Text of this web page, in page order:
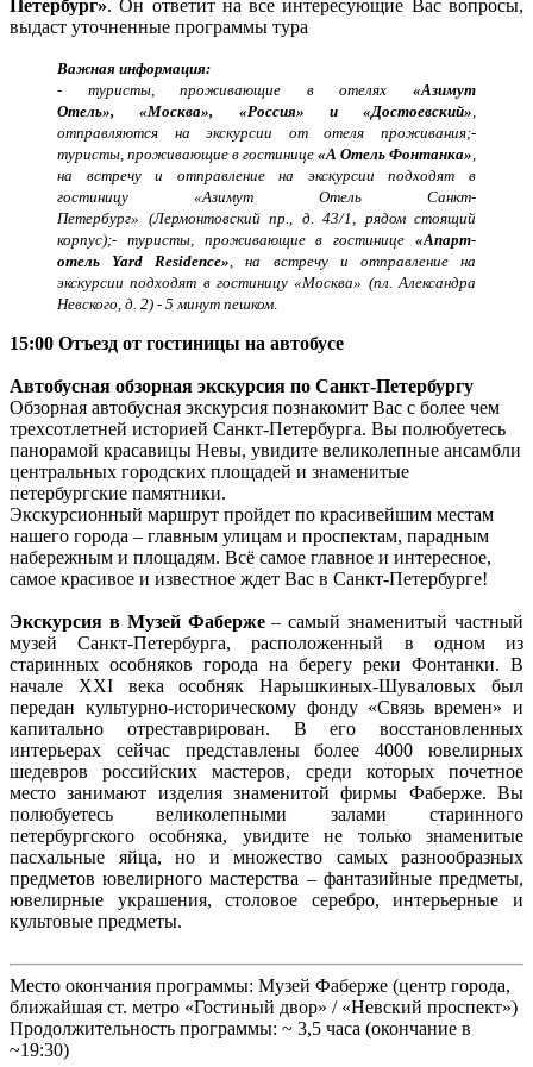
Петербург». Он ответит на все интересующие Вас вопросы,
выдаст уточненные программы тура
Важная информация:
- туристы, проживающие в отелях «Азимут
Отель», «Москва», «Россия» и «Достоевский»,
отправляются на экскурсии от отеля проживания;-
туристы, проживающие в гостинице «А Отель Фонтанка»,
на встречу и отправление на экскурсии подходят в
гостиницу «Азимут Отель Санкт-
Петербург» (Лермонтовский пр., д. 43/1, рядом стоящий
корпус);- туристы, проживающие в гостинице «Апарт-
отель Yard Residence», на встречу и отправление на
экскурсии подходят в гостиницу «Москва» (пл. Александра
Невского, д. 2) - 5 минут пешком.
15:00 Отъезд от гостиницы на автобусе
Автобусная обзорная экскурсия по Санкт-Петербургу
Обзорная автобусная экскурсия познакомит Вас с более чем
трехсотлетней историей Санкт-Петербурга. Вы полюбуетесь
панорамой красавицы Невы, увидите великолепные ансамбли
центральных городских площадей и знаменитые
петербургские памятники.
Экскурсионный маршрут пройдет по красивейшим местам
нашего города – главным улицам и проспектам, парадным
набережным и площадям. Всё самое главное и интересное,
самое красивое и известное ждет Вас в Санкт-Петербурге!
Экскурсия в Музей Фаберже– самый знаменитый частный
музей Санкт-Петербурга, расположенный в одном из
старинных особняков города на берегу реки Фонтанки. В
начале XXI века особняк Нарышкиных-Шуваловых был
передан культурно-историческому фонду «Связь времен» и
капитально отреставрирован. В его восстановленных
интерьерах сейчас представлены более 4000 ювелирных
шедевров российских мастеров, среди которых почетное
место занимают изделия знаменитой фирмы Фаберже. Вы
полюбуетесь великолепными залами старинного
петербургского особняка, увидите не только знаменитые
пасхальные яйца, но и множество самых разнообразных
предметов ювелирного мастерства – фантазийные предметы,
ювелирные украшения, столовое серебро, интерьерные и
культовые предметы.
Место окончания программы: Музей Фаберже (центр города,
ближайшая ст. метро «Гостиный двор» / «Невский проспект»)
Продолжительность программы: ~ 3,5 часа (окончание в
~19:30)